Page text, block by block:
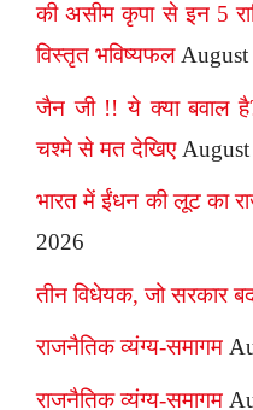
की असीम कृपा से इन 5
विस्तृत भविष्यफल
जैन जी !! ये क्या बवाल
चश्मे से मत देखिए
भारत में ईंधन की लूट का
2026
तीन विधेयक, जो सरकार
राजनैतिक व्यंग्य-समागम
राजनैतिक व्यंग्य-समागम